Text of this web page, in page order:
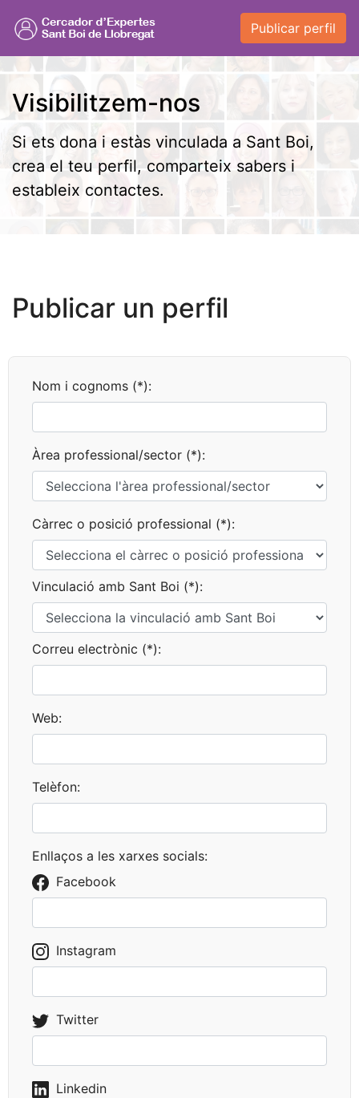
Publicar perfil
Visibilitzem-nos
Si ets dona i estàs vinculada a Sant Boi,
crea el teu perfil, comparteix sabers i
estableix contactes.
Publicar un perfil
Nom i cognoms (*):
Àrea professional/sector (*):
Càrrec o posició professional (*):
Vinculació amb Sant Boi (*):
Correu electrònic (*):
Web:
Telèfon:
Enllaços a les xarxes socials:
Facebook
Instagram
Twitter
Linkedin